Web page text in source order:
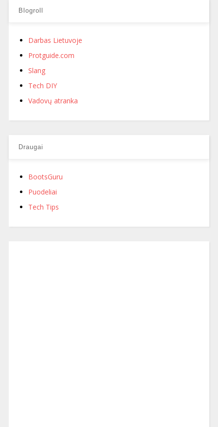
Blogroll
Darbas Lietuvoje
Protguide.com
Slang
Tech DIY
Vadovų atranka
Draugai
BootsGuru
Puodeliai
Tech Tips